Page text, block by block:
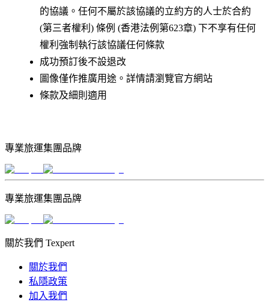
的協議。任何不屬於該協議的立約方的人士於合約
(第三者權利) 條例 (香港法例第623章) 下不享有任何
權利強制執行該協議任何條款
成功預訂後不設退改
圖像僅作推廣用途。詳情請瀏覽官方網站
條款及細則適用
專業旅運集團品牌
專業旅運集團品牌
關於我們 Texpert
關於我們
私隱政策
加入我們